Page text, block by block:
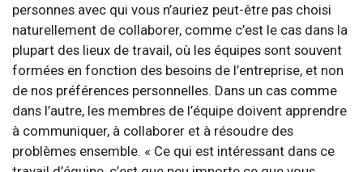
personnes avec qui vous n’auriez peut-être pas choisi
naturellement de collaborer, comme c’est le cas dans la
plupart des lieux de travail, où les équipes sont souvent
formées en fonction des besoins de l’entreprise, et non
de nos préférences personnelles. Dans un cas comme
dans l’autre, les membres de l’équipe doivent apprendre
à communiquer, à collaborer et à résoudre des
problèmes ensemble. « Ce qui est intéressant dans ce